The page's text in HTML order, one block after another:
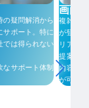
の疑問解消から
サポート。特に
では得られない
サポート体制
画面
複雑な
が登場。
リアル
提案し
内容の
が可能